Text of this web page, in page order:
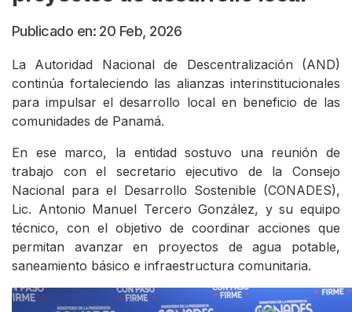
Publicado en: 20 Feb, 2026
La Autoridad Nacional de Descentralización (AND)
continúa fortaleciendo las alianzas interinstitucionales
para impulsar el desarrollo local en beneficio de las
comunidades de Panamá.
En ese marco, la entidad sostuvo una reunión de
trabajo con el secretario ejecutivo de la Consejo
Nacional para el Desarrollo Sostenible (CONADES),
Lic. Antonio Manuel Tercero González, y su equipo
técnico, con el objetivo de coordinar acciones que
permitan avanzar en proyectos de agua potable,
saneamiento básico e infraestructura comunitaria.